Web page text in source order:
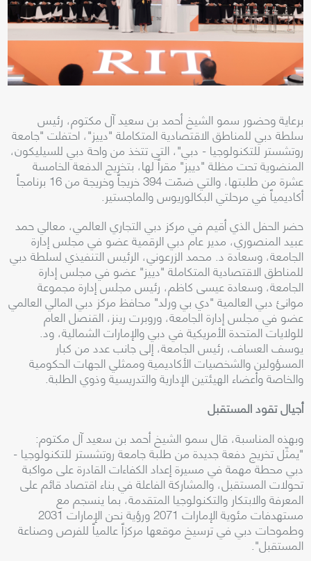
برعاية وحضور سمو الشيخ أحمد بن سعيد آل مكتوم، رئيس
سلطة دبي للمناطق الاقتصادية المتكاملة "دييز"، احتفلت "جامعة
روتشستر للتكنولوجيا - دبي"، التي تتخذ من واحة دبي للسيليكون،
المنضوية تحت مظلة "دييز" مقراً لها، بتخريج الدفعة الخامسة
عشرة من طلبتها، والتي ضمّت 394 خريجاً وخريجة من 16 برنامجاً
أكاديمياً في مرحلتي البكالوريوس والماجستير.
حضر الحفل الذي أقيم في مركز دبي التجاري العالمي، معالي حمد
عبيد المنصوري، مدير عام دبي الرقمية عضو في مجلس إدارة
الجامعة، وسعادة د. محمد الزرعوني، الرئيس التنفيذي لسلطة دبي
للمناطق الاقتصادية المتكاملة "دييز" عضو في مجلس إدارة
الجامعة، وسعادة عيسى كاظم، رئيس مجلس إدارة مجموعة
موانئ دبي العالمية "دي بي ورلد" محافظ مركز دبي المالي العالمي
عضو في مجلس إدارة الجامعة، وروبرت رينز، القنصل العام
للولايات المتحدة الأمريكية في دبي والإمارات الشمالية، ود.
يوسف العساف، رئيس الجامعة، إلى جانب عدد من كبار
المسؤولين والشخصيات الأكاديمية وممثلي الجهات الحكومية
والخاصة وأعضاء الهيئتين الإدارية والتدريسية وذوي الطلبة.
أجيال تقود المستقبل
وبهذه المناسبة، قال سمو الشيخ أحمد بن سعيد آل مكتوم:
"يمثّل تخريج دفعة جديدة من طلبة جامعة روتشستر للتكنولوجيا -
دبي محطة مهمة في مسيرة إعداد الكفاءات القادرة على مواكبة
تحولات المستقبل، والمشاركة الفاعلة في بناء اقتصاد قائم على
المعرفة والابتكار والتكنولوجيا المتقدمة، بما ينسجم مع
مستهدفات مئوية الإمارات 2071 ورؤية نحن الإمارات 2031
وطموحات دبي في ترسيخ موقعها مركزاً عالمياً للفرص وصناعة
المستقبل".